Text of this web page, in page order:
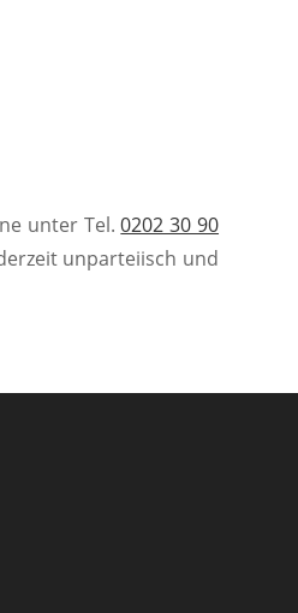
unter Tel.0202 30 90
unparteiisch und